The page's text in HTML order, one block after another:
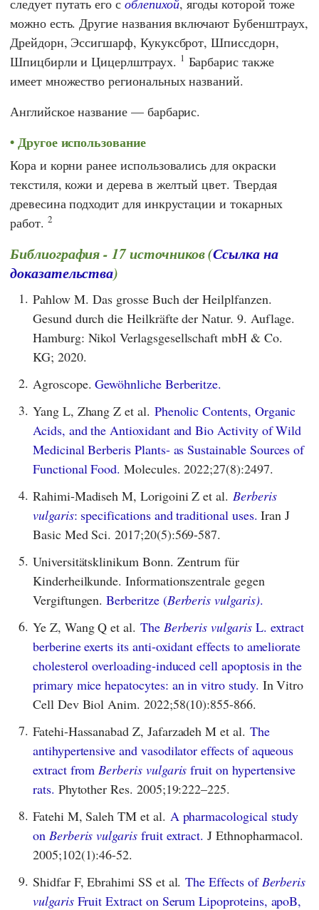
можно есть. Другие названия включают Бубенштраух,
Дрейдорн, Эссигшарф, Кукуксброт, Шписсдорн,
Шпицбирли и Цицерлштраух. 1 Барбарис также
имеет множество региональных названий.
Английское название — барбарис.
Другое использование
Кора и корни ранее использовались для окраски
текстиля, кожи и дерева в желтый цвет. Твердая
древесина подходит для инкрустации и токарных
работ. 2
Библиография - 17 источников (Ссылка на
доказательства)
1. Pahlow M. Das grosse Buch der Heilplfanzen.
Gesund durch die Heilkräfte der Natur. 9. Auflage.
Hamburg: Nikol Verlagsgesellschaft mbH & Co.
KG; 2020.
2. Agroscope.Gewöhnliche Berberitze.
3. Yang L, Zhang Z et al. Phenolic Contents, Organic
Acids, and the Antioxidant and Bio Activity of Wild
Medicinal Berberis Plants- as Sustainable Sources of
Functional Food. Molecules. 2022;27(8):2497.
4. Rahimi-Madiseh M, Lorigoini Z et al. Berberis
vulgaris: specifications and traditional uses. Iran J
Basic Med Sci. 2017;20(5):569-587.
5. Universitätsklinikum Bonn. Zentrum für
Kinderheilkunde. Informationszentrale gegen
Vergiftungen.Berberitze (Berberis vulgaris).
6. Ye Z, Wang Q et al. TheBerberis vulgarisL. extract
berberine exerts its anti-oxidant effects to ameliorate
cholesterol overloading-induced cell apoptosis in the
primary mice hepatocytes: an in vitro study. In Vitro
Cell Dev Biol Anim. 2022;58(10):855-866.
7. Fatehi-Hassanabad Z, Jafarzadeh M et al. The
antihypertensive and vasodilator effects of aqueous
extract from Berberis vulgaris fruit on hypertensive
rats. Phytother Res. 2005;19:222–225.
8. Fatehi M, Saleh TM et al. A pharmacological study
on Berberis vulgarisfruit extract. J Ethnopharmacol.
2005;102(1):46-52.
9. Shidfar F, Ebrahimi SS et al.The Effects of Berberis
vulgarisFruit Extract on Serum Lipoproteins, apoB,